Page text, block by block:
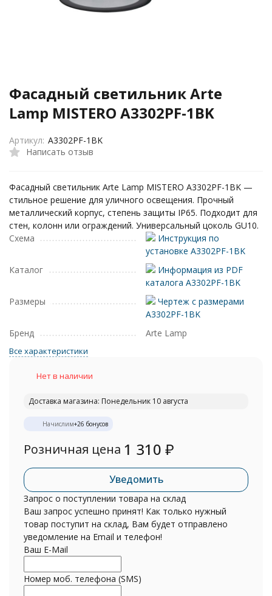
Фасадный светильник Arte
Lamp MISTERO A3302PF-1BK
Написать отзыв
Артикул: A3302PF-1BK
Фасадный светильник Arte Lamp MISTERO A3302PF-1BK —
стильное решение для уличного освещения. Прочный
металлический корпус, степень защиты IP65. Подходит для
стен, колонн или ограждений. Универсальный цоколь GU10.
Схема
Инструкция по
установке A3302PF-1BK
Каталог
Информация из PDF
каталога A3302PF-1BK
Размеры
Чертеж с размерами
A3302PF-1BK
Бренд
Arte Lamp
Все характеристики
Нет в наличии
Доставка магазина: Понедельник 10 августа
Начислим+26 бонусов
Розничная цена 1 310 ₽
Уведомить
Запрос о поступлении товара на склад
Ваш запрос успешно принят! Как только нужный
товар поступит на склад, Вам будет отправлено
уведомление на Email и телефон!
Ваш E-Mail
Номер моб. телефона (SMS)